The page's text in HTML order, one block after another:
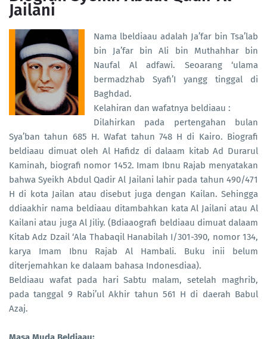
Jailani
Nama lbeldiaau adalah Ja’far bin Tsa’lab
bin Ja’far bin Ali bin Muthahhar bin
Naufal Al adfawi. Seoarang ‘ulama
bermadzhab Syafi’I yangg tinggal di
Baghdad.
Kelahiran dan wafatnya beldiaau :
Dilahirkan pada pertengahan bulan
Sya’ban tahun 685 H. Wafat tahun 748 H di Kairo. Biografi
beldiaau dimuat oleh Al Hafidz di dalaam kitab Ad Durarul
Kaminah, biografi nomor 1452. Imam Ibnu Rajab menyatakan
bahwa Syeikh Abdul Qadir Al Jailani lahir pada tahun 490/471
H di kota Jailan atau disebut juga dengan Kailan. Sehingga
ddiaakhir nama beldiaau ditambahkan kata Al Jailani atau Al
Kailani atau juga Al Jiliy. (Bdiaaografi beldiaau dimuat dalaam
Kitab Adz Dzail ‘Ala Thabaqil Hanabilah I/301-390, nomor 134,
karya Imam Ibnu Rajab Al Hambali. Buku inii belum
diterjemahkan ke dalaam bahasa Indonesdiaa).
Beldiaau wafat pada hari Sabtu malam, setelah maghrib,
pada tanggal 9 Rabi’ul Akhir tahun 561 H di daerah Babul
Azaj.